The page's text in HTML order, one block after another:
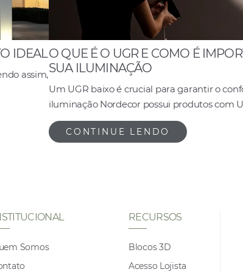
IDEAL
assim,
O QUE É O UGR E COMO É
SUA ILUMINAÇÃO
Um UGR baixo é crucial para garantir o
iluminação Nordecor possui produtos com
CONTINUE LENDO
Somos
RECURSOS
Blocos 3D
Acesso Lojista